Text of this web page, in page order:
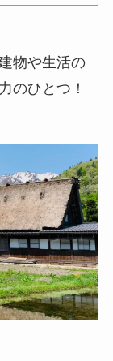
物や生活の
のひとつ！